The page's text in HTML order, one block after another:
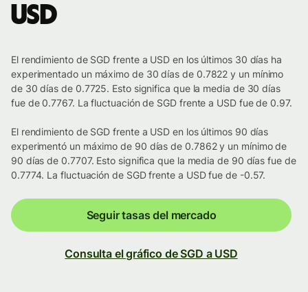
USD
El rendimiento de SGD frente a USD en los últimos 30 días ha
experimentado un máximo de 30 días de 0.7822 y un mínimo
de 30 días de 0.7725. Esto significa que la media de 30 días
fue de 0.7767. La fluctuación de SGD frente a USD fue de 0.97.
El rendimiento de SGD frente a USD en los últimos 90 días
experimentó un máximo de 90 días de 0.7862 y un mínimo de
90 días de 0.7707. Esto significa que la media de 90 días fue de
0.7774. La fluctuación de SGD frente a USD fue de -0.57.
Seguir tasas del mercado
Consulta el gráfico de SGD a USD